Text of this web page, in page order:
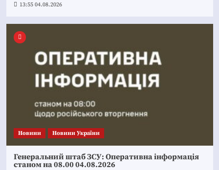
13:55 04.08.2026
Новини Новини України
Генеральний штаб ЗСУ: Оперативна інформація
станом на 08.00 04.08.2026